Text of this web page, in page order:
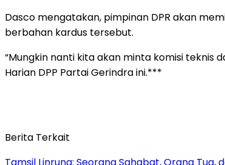
Dasco mengatakan, pimpinan DPR akan
berbahan kardus tersebut.
“Mungkin nanti kita akan minta komisi teknis
Harian DPP Partai Gerindra ini.***
Berita Terkait
Tamsil Linrung: Seorang Sahabat, Orang Tua,